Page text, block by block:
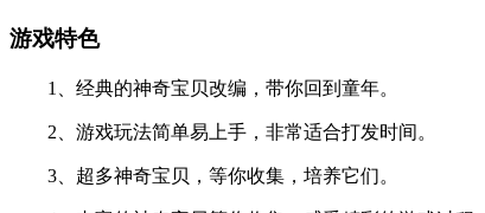
游戏特色
1、经典的神奇宝贝改编，带你回到童年。
2、游戏玩法简单易上手，非常适合打发时间。
3、超多神奇宝贝，等你收集，培养它们。